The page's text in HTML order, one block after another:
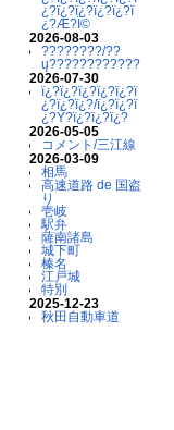
¿?ï¿?ï¿?ï¿?ï¿?ï
¿?Æ?Ï©
2026-08-03
????????/??
ų????????????
2026-07-30
ï¿?ï¿?ï¿?ï¿?ï¿?ï
¿?ï¿?ï¿?/ï¿?ï¿?ï
¿?Ý?ï¿?ï¿?ï¿?
2026-05-05
コメント/三江線
2026-03-09
相馬
高速道路 de 国盗
り
壱岐
駅弁
薩南諸島
城下町
榛名
江戸城
特別
2025-12-23
秋田自動車道